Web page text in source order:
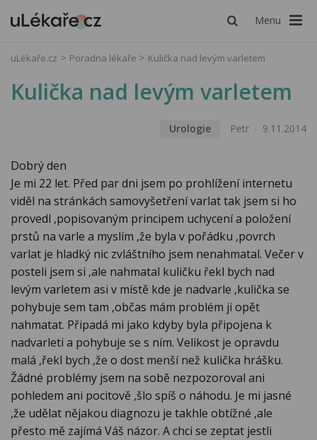
Menu
uLékaře.cz Poradna lékaře Kulička nad levým varletem
Kulička nad levým varletem
Urologie Petr 9.11.2014
Dobrý den
Je mi 22 let. Před par dni jsem po prohlížení internetu
viděl na stránkách samovyšetření varlat tak jsem si ho
provedl ,popisovaným principem uchycení a položení
prstů na varle a myslím ,že byla v pořádku ,povrch
varlat je hladký nic zvláštního jsem nenahmatal. Večer v
posteli jsem si ,ale nahmatal kuličku řekl bych nad
levým varletem asi v místě kde je nadvarle ,kulička se
pohybuje sem tam ,občas mám problém ji opět
nahmatat. Připadá mi jako kdyby byla připojena k
nadvarleti a pohybuje se s ním. Velikost je opravdu
malá ,řekl bych ,že o dost menší než kulička hrášku.
Žádné problémy jsem na sobě nezpozoroval ani
pohledem ani pocitově ,šlo spíš o náhodu. Je mi jasné
,že udělat nějakou diagnozu je takhle obtížné ,ale
přesto mě zajímá Váš názor. A chci se zeptat jestli